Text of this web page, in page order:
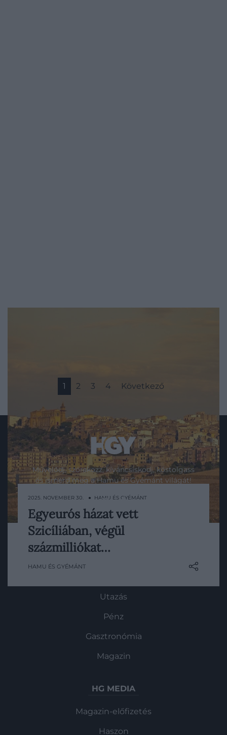
Az elmúlt években hatalmas figyelmet
kaptak az úgynevezett egyeurós házak: a
jellemzően Olaszország kistelepülésein
álló ingatlanok célja, hogy új lakókat
2025. NOVEMBER 30. ● HAMU ÉS GYÉMÁNT
Egyeurós házat vett
Szicíliában, végül
százmilliókat…
HAMU ÉS GYÉMÁNT
1 2 3 4 Következő
Művelődj, szórakozz, kíváncsiskodj, kóstolgass
és ismerd meg a Hamu és Gyémánt világát!
ROVATOK
Utazás
Pénz
Gasztronómia
Magazin
HG MEDIA
Magazin-előfizetés
Haszon